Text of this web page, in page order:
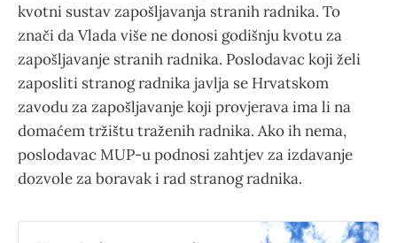
kvotni sustav zapošljavanja stranih radnika. To
znači da Vlada više ne donosi godišnju kvotu za
zapošljavanje stranih radnika. Poslodavac koji želi
zaposliti stranog radnika javlja se Hrvatskom
zavodu za zapošljavanje koji provjerava ima li na
domaćem tržištu traženih radnika. Ako ih nema,
poslodavac MUP-u podnosi zahtjev za izdavanje
dozvole za boravak i rad stranog radnika.